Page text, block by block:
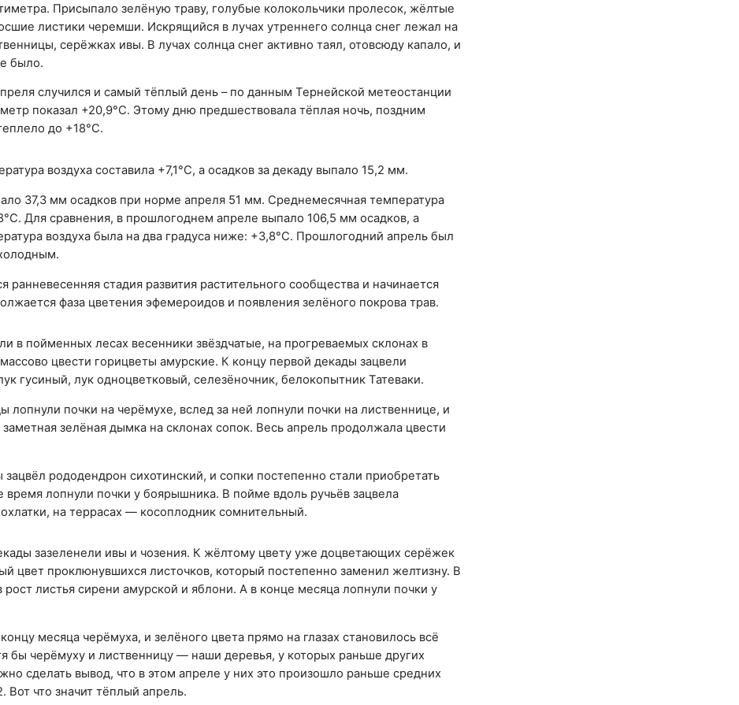
Присыпало зелёную траву, голубые колокольчики пролесок, жёлтые
листики черемши. Искрящийся в лучах утреннего солнца снег лежал на
серёжках ивы. В лучах солнца снег активно таял, отовсюду капало, и
было.
случился и самый тёплый день – по данным Тернейской метеостанции
показал +20,9°С. Этому дню предшествовала тёплая ночь, поздним
до +18°С.
воздуха составила +7,1°С, а осадков за декаду выпало 15,2 мм.
37,3 мм осадков при норме апреля 51 мм. Среднемесячная температура
Для сравнения, в прошлогоднем апреле выпало 106,5 мм осадков, а
воздуха была на два градуса ниже: +3,8°С. Прошлогодний апрель был
ранневесенняя стадия развития растительного сообщества и начинается
фаза цветения эфемероидов и появления зелёного покрова трав.
в пойменных лесах весенники звёздчатые, на прогреваемых склонах в
цвести горицветы амурские. К концу первой декады зацвели
гусиный, лук одноцветковый, селезёночник, белокопытник Татеваки.
лопнули почки на черёмухе, вслед за ней лопнули почки на лиственнице, и
заметная зелёная дымка на склонах сопок. Весь апрель продолжала цвести
рододендрон сихотинский, и сопки постепенно стали приобретать
время лопнули почки у боярышника. В пойме вдоль ручьёв зацвела
на террасах — косоплодник сомнительный.
зазеленели ивы и чозения. К жёлтому цвету уже доцветающих серёжек
цвет проклюнувшихся листочков, который постепенно заменил желтизну. В
листья сирени амурской и яблони. А в конце месяца лопнули почки у
месяца черёмуха, и зелёного цвета прямо на глазах становилось всё
бы черёмуху и лиственницу — наши деревья, у которых раньше других
сделать вывод, что в этом апреле у них это произошло раньше средних
Вот что значит тёплый апрель.